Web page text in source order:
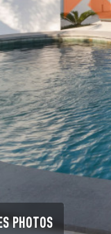
PHOTOS